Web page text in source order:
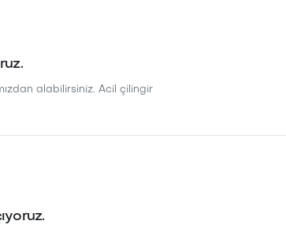
alabilirsiniz. Acil çilingir